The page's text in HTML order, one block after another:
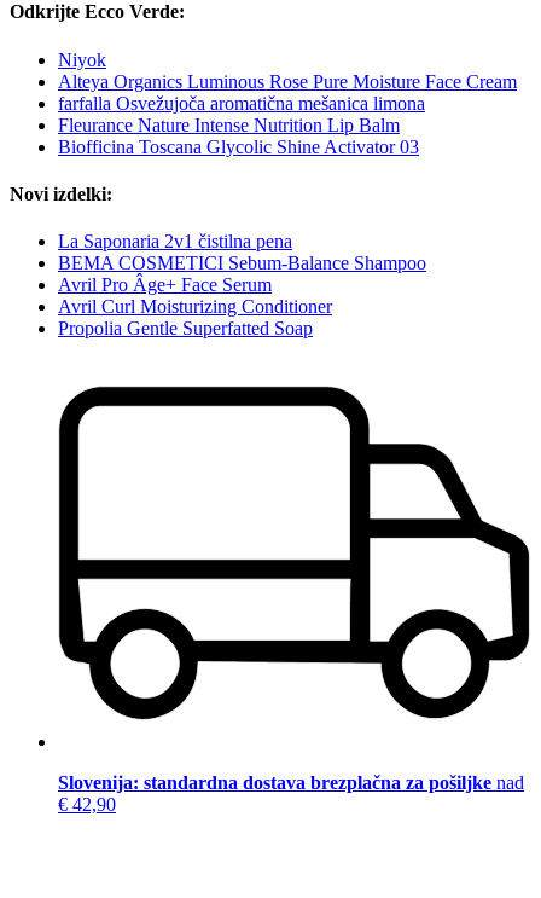
Odkrijte Ecco Verde:
Niyok
Alteya Organics Luminous Rose Pure Moisture Face Cream
farfalla Osvežujoča aromatična mešanica limona
Fleurance Nature Intense Nutrition Lip Balm
Biofficina Toscana Glycolic Shine Activator 03
Novi izdelki:
La Saponaria 2v1 čistilna pena
BEMA COSMETICI Sebum-Balance Shampoo
Avril Pro Âge+ Face Serum
Avril Curl Moisturizing Conditioner
Propolia Gentle Superfatted Soap
Slovenija: standardna dostava brezplačna za pošiljke nad
€ 42,90